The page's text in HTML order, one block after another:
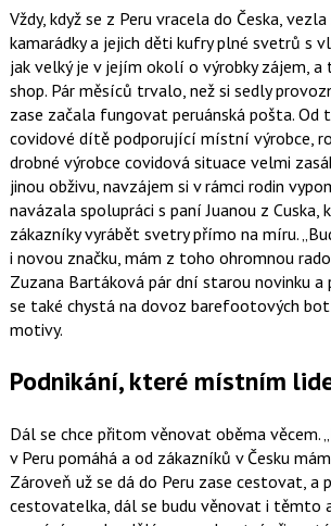
Vždy, když se z Peru vracela do Česka,
kamarádky a jejich děti kufry plné svetrů s
jak velký je v jejím okolí o výrobky zájem,
shop. Pár měsíců trvalo, než si sedly
zase začala fungovat peruánská pošta. Od
covidové dítě podporující místní výrobce,
drobné výrobce covidová situace velmi
jinou obživu, navzájem si v rámci rodin
navázala spolupráci s paní Juanou z Cuska,
zákazníky vyrábět svetry přímo na míru.
i novou značku, mám z toho ohromnou
Zuzana Bartáková pár dní starou novinku a
se také chystá na dovoz barefootových bot
motivy.
Podnikání, které místním
Dál se chce přitom věnovat oběma věcem.
v Peru pomáhá a od zákazníků v Česku
Zároveň už se dá do Peru zase cestovat, a
cestovatelka, dál se budu věnovat i těmto